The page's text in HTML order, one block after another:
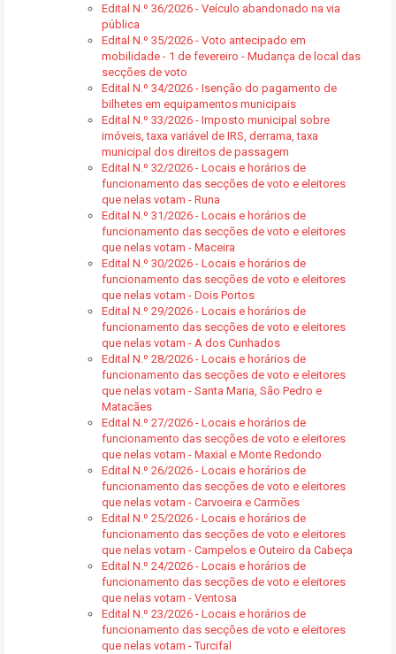
Edital N.º 36/2026 - Veículo abandonado na via
pública
Edital N.º 35/2026 - Voto antecipado em
mobilidade - 1 de fevereiro - Mudança de local das
secções de voto
Edital N.º 34/2026 - Isenção do pagamento de
bilhetes em equipamentos municipais
Edital N.º 33/2026 - Imposto municipal sobre
imóveis, taxa variável de IRS, derrama, taxa
municipal dos direitos de passagem
Edital N.º 32/2026 - Locais e horários de
funcionamento das secções de voto e eleitores
que nelas votam - Runa
Edital N.º 31/2026 - Locais e horários de
funcionamento das secções de voto e eleitores
que nelas votam - Maceira
Edital N.º 30/2026 - Locais e horários de
funcionamento das secções de voto e eleitores
que nelas votam - Dois Portos
Edital N.º 29/2026 - Locais e horários de
funcionamento das secções de voto e eleitores
que nelas votam - A dos Cunhados
Edital N.º 28/2026 - Locais e horários de
funcionamento das secções de voto e eleitores
que nelas votam - Santa Maria, São Pedro e
Matacães
Edital N.º 27/2026 - Locais e horários de
funcionamento das secções de voto e eleitores
que nelas votam - Maxial e Monte Redondo
Edital N.º 26/2026 - Locais e horários de
funcionamento das secções de voto e eleitores
que nelas votam - Carvoeira e Carmões
Edital N.º 25/2026 - Locais e horários de
funcionamento das secções de voto e eleitores
que nelas votam - Campelos e Outeiro da Cabeça
Edital N.º 24/2026 - Locais e horários de
funcionamento das secções de voto e eleitores
que nelas votam - Ventosa
Edital N.º 23/2026 - Locais e horários de
funcionamento das secções de voto e eleitores
que nelas votam - Turcifal